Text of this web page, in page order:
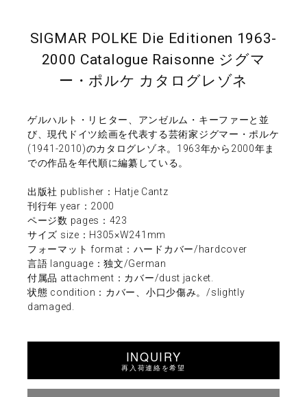
SIGMAR POLKE Die Editionen 1963-
2000 Catalogue Raisonne ジグマ
ー・ポルケ カタログレゾネ
ゲルハルト・リヒター、アンゼルム・キーファーと並
び、現代ドイツ絵画を代表する芸術家ジグマー・ポルケ
(1941-2010)のカタログレゾネ。1963年から2000年ま
での作品を年代順に編纂している。
出版社 publisher：Hatje Cantz
刊行年 year：2000
ページ数 pages：423
サイズ size：H305×W241mm
フォーマット format：ハードカバー/hardcover
言語 language：独文/German
付属品 attachment：カバー/dust jacket.
状態 condition：カバー、小口少傷み。/slightly
damaged.
INQUIRY
再入荷連絡を希望